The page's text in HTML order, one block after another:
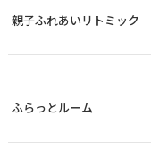
親子ふれあいリトミック
ふらっとルーム